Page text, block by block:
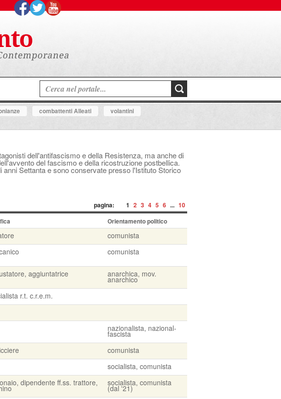
combattenti Alleati
volantini
dell'antifascismo e della Resistenza, ma anche di
del fascismo e della ricostruzione postbellica.
Settanta e sono conservate presso l'Istituto Storico
pagina: 1 2 3 4 5 6 ... 10
Orientamento politico
comunista
comunista
aggiuntatrice anarchica, mov.
anarchico
r.t. c.r.e.m.
nazionalista, nazional-
fascista
comunista
socialista, comunista
dipendente ff.ss. trattore, socialista, comunista
(dal '21)